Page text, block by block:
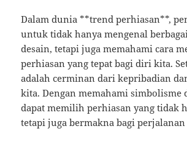
Dalam dunia **trend perhiasan**,
untuk tidak hanya mengenal
desain, tetapi juga memahami cara
perhiasan yang tepat bagi diri kita.
adalah cerminan dari kepribadian
kita. Dengan memahami simbolisme
dapat memilih perhiasan yang tidak
tetapi juga bermakna bagi